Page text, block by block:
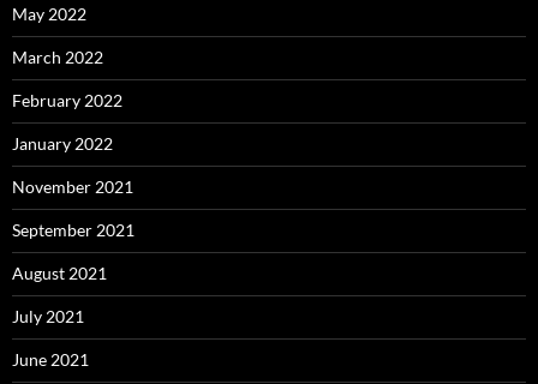
May 2022
March 2022
February 2022
January 2022
November 2021
September 2021
August 2021
July 2021
June 2021